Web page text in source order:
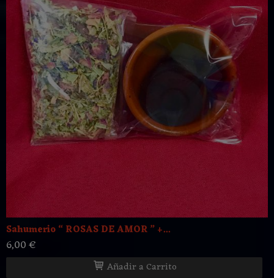
Sahumerio “ ROSAS DE AMOR ” +...
6,00 €
Añadir a Carrito